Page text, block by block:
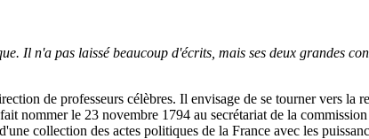
Il n'a pas laissé beaucoup d'écrits, mais ses deux grandes
de professeurs célèbres. Il envisage de se tourner vers la
nommer le 23 novembre 1794 au secrétariat de la
collection des actes politiques de la France avec les